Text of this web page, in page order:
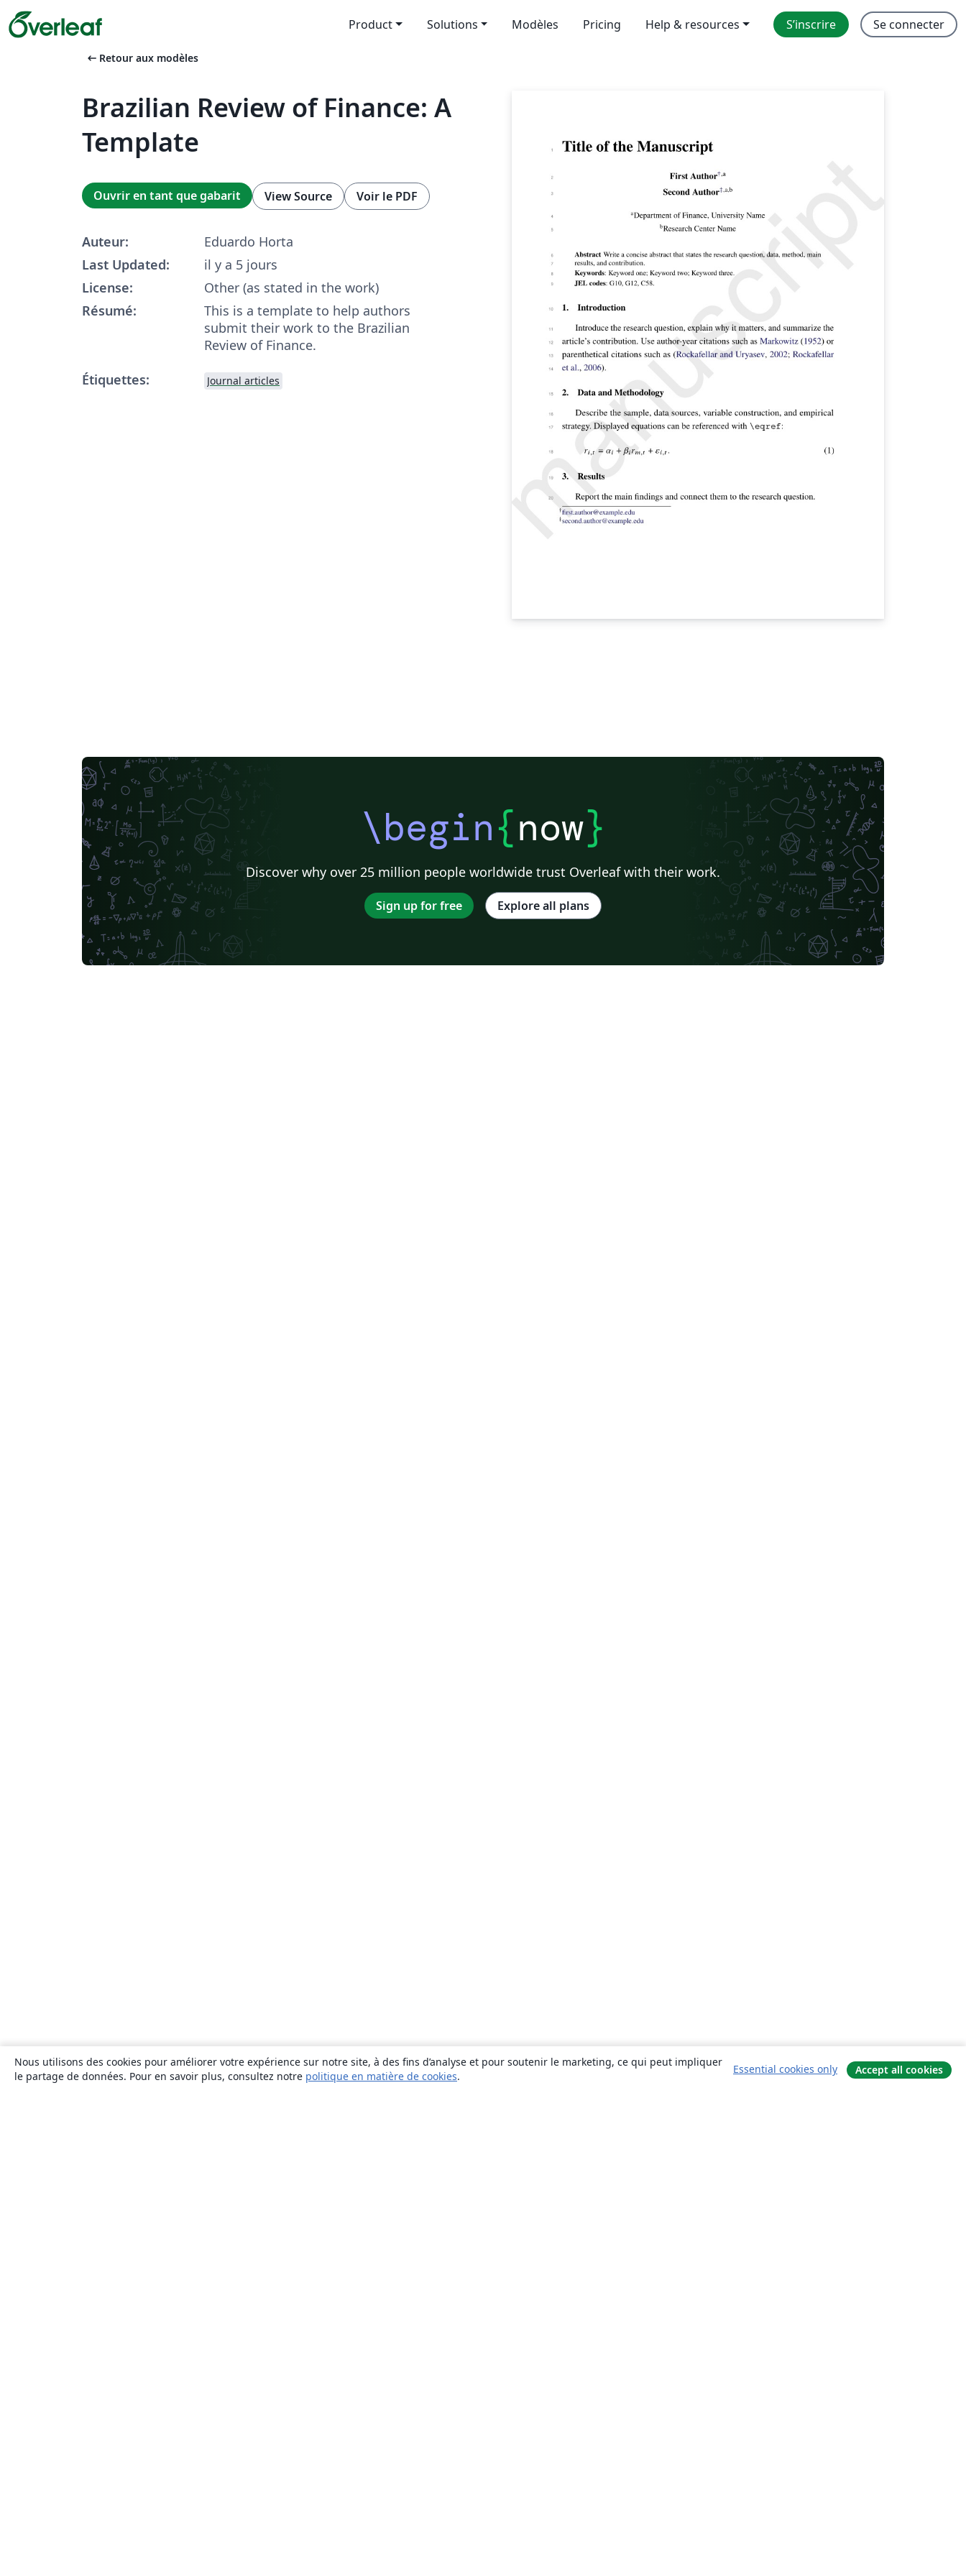
Product Solutions Modèles Pricing Help & resources S’inscrire Se connecter
arrow_left_alt Retour aux modèles
Brazilian Review of Finance: A
Template
Ouvrir en tant que gabarit View Source Voir le PDF
Auteur:
Eduardo Horta
Last Updated:
il y a 5 jours
License:
Other (as stated in the work)
Résumé:
This is a template to help authors
submit their work to the Brazilian
Review of Finance.
Étiquettes:
Journal articles
\begin{now}
Discover why over 25 million people worldwide trust Overleaf with their work.
Sign up for free Explore all plans
Nous utilisons des cookies pour améliorer votre expérience sur notre site, à des fins d’analyse et pour soutenir le marketing, ce qui peut impliquer
le partage de données. Pour en savoir plus, consultez notre politique en matière de cookies.
Essential cookies only Accept all cookies